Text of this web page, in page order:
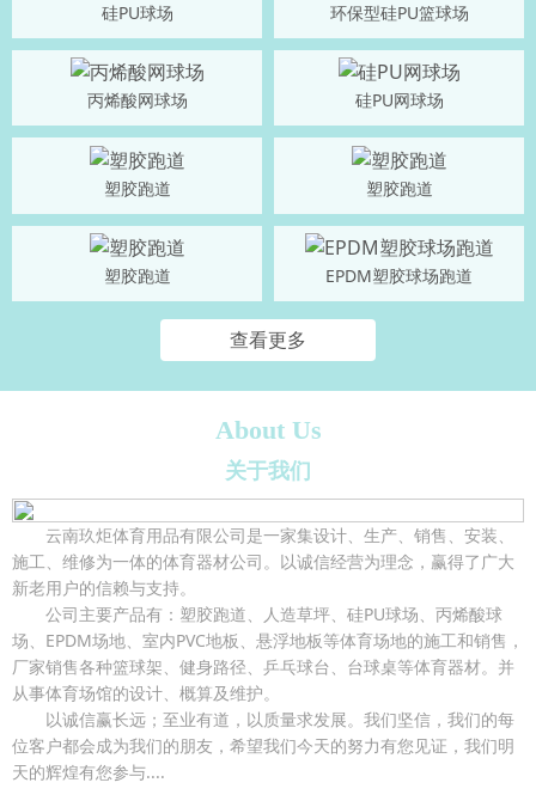
硅PU球场 环保型硅PU篮球场
丙烯酸网球场 硅PU网球场
塑胶跑道 塑胶跑道
塑胶跑道 EPDM塑胶球场跑道
查看更多
About Us
关于我们
云南玖炬体育用品有限公司是一家集设计、生产、销售、安装、
施工、维修为一体的体育器材公司。以诚信经营为理念，赢得了广大
新老用户的信赖与支持。
公司主要产品有：塑胶跑道、人造草坪、硅PU球场、丙烯酸球
场、EPDM场地、室内PVC地板、悬浮地板等体育场地的施工和销售，
厂家销售各种篮球架、健身路径、乒乓球台、台球桌等体育器材。并
从事体育场馆的设计、概算及维护。
以诚信赢长远；至业有道，以质量求发展。我们坚信，我们的每
位客户都会成为我们的朋友，希望我们今天的努力有您见证，我们明
天的辉煌有您参与....